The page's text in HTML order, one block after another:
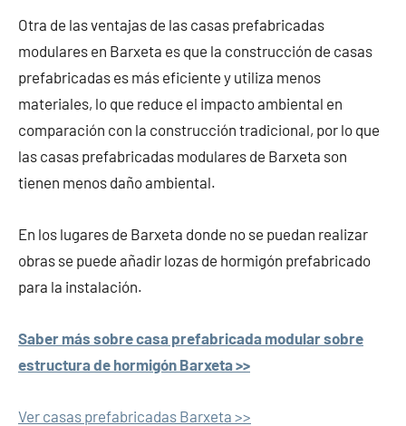
Otra de las ventajas de las casas prefabricadas
modulares en Barxeta es que la construcción de casas
prefabricadas es más eficiente y utiliza menos
materiales, lo que reduce el impacto ambiental en
comparación con la construcción tradicional, por lo que
las casas prefabricadas modulares de Barxeta son
tienen menos daño ambiental.
En los lugares de Barxeta donde no se puedan realizar
obras se puede añadir lozas de hormigón prefabricado
para la instalación.
Saber más sobre casa prefabricada modular sobre
estructura de hormigón Barxeta >>
Ver casas prefabricadas Barxeta >>